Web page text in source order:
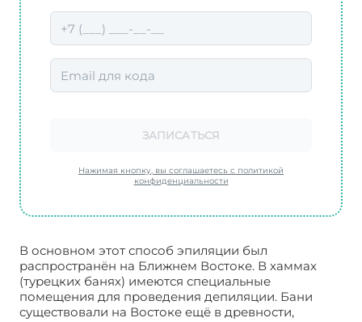
ЗАПИСАТЬСЯ
Нажимая кнопку, вы соглашаетесь с политикой
конфиденциальности
В основном этот способ эпиляции был
распространён на Ближнем Востоке. В хаммах
(турецких банях) имеются специальные
помещения для проведения депиляции. Бани
существовали на Востоке ещё в древности,